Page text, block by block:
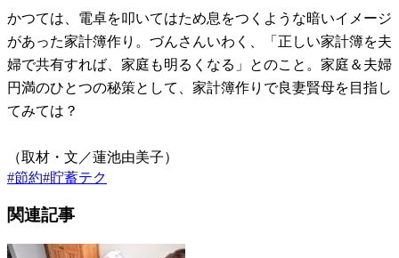
かつては、電卓を叩いてはため息をつくような暗いイメージ
があった家計簿作り。づんさんいわく、「正しい家計簿を夫
婦で共有すれば、家庭も明るくなる」とのこと。家庭＆夫婦
円満のひとつの秘策として、家計簿作りで良妻賢母を目指し
てみては？
（取材・文／蓮池由美子）
#節約#貯蓄テク
関連記事